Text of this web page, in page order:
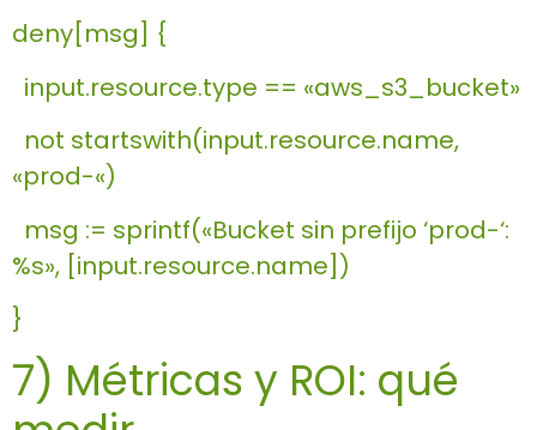
deny[msg] {
input.resource.type == «aws_s3_bucket»
not startswith(input.resource.name,
«prod-«)
msg := sprintf(«Bucket sin prefijo ‘prod-‘:
%s», [input.resource.name])
}
7) Métricas y ROI: qué